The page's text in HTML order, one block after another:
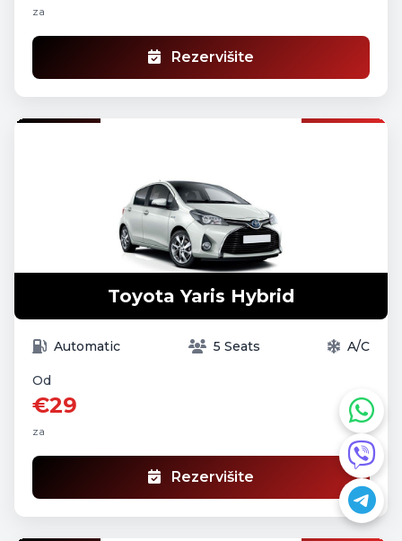
za
Rezervišite
Toyota Yaris Hybrid
Automatic 5 Seats A/C
Od
€29
za
Rezervišite